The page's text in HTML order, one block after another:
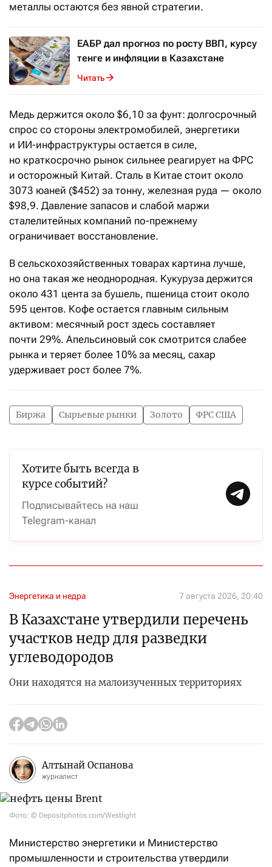
металлы остаются без явной стратегии.
ЕАБР дал прогноз по росту ВВП, курсу
тенге и инфляции в Казахстане
Читать
Медь держится около $6,10 за фунт: долгосрочный
спрос со стороны электромобилей, энергетики
и ИИ-инфраструктуры остается в силе,
но краткосрочно рынок сильнее реагирует на ФРС
и осторожный Китай. Сталь в Китае стоит около
3073 юаней ($452) за тонну, железная руда — около
$98,9. Давление запасов и слабой маржи
сталелитейных компаний по-прежнему
ограничивает восстановление.
В сельскохозяйственных товарах картина лучше,
но она такая же неоднородная. Кукуруза держится
около 431 цента за бушель, пшеница стоит около
595 центов. Кофе остается главным сильным
активом: месячный рост здесь составляет
почти 29%. Апельсиновый сок смотрится слабее
рынка и теряет более 10% за месяц, сахар
удерживает рост более 7%.
Биржа Сырьевые рынки Золото ФРС США
Хотите быть всегда в
курсе событий?
Подписывайтесь на наш
Telegram-канал
Энергетика и недра 7 августа 2026, 20:40
В Казахстане утвердили перечень
участков недр для разведки
углеводородов
Они находятся на малоизученных территориях
Алтынай Оспанова
журналист
Фото: © Depositphotos.com/Westlight
Министерство энергетики и Министерство
промышленности и строительства утвердили